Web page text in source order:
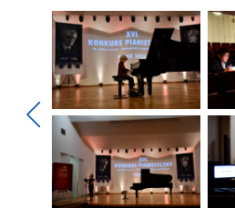
Pokaż
poprzednie
zdjęcia
Pokaż
zdjęcie
1
z
galerii.
2